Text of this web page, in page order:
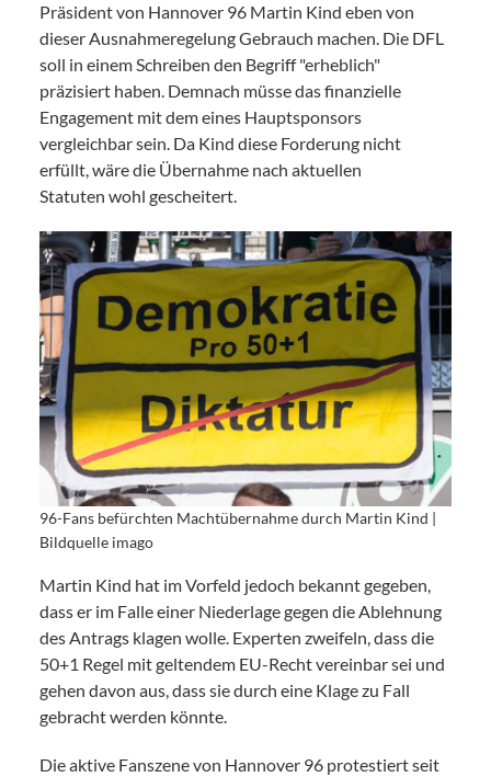
Präsident von Hannover 96 Martin Kind eben von
dieser Ausnahmeregelung Gebrauch machen. Die DFL
soll in einem Schreiben den Begriff "erheblich"
präzisiert haben. Demnach müsse das finanzielle
Engagement mit dem eines Hauptsponsors
vergleichbar sein. Da Kind diese Forderung nicht
erfüllt, wäre die Übernahme nach aktuellen
Statuten wohl gescheitert.
96-Fans befürchten Machtübernahme durch Martin Kind |
Bildquelle imago
Martin Kind hat im Vorfeld jedoch bekannt gegeben,
dass er im Falle einer Niederlage gegen die Ablehnung
des Antrags klagen wolle. Experten zweifeln, dass die
50+1 Regel mit geltendem EU-Recht vereinbar sei und
gehen davon aus, dass sie durch eine Klage zu Fall
gebracht werden könnte.
Die aktive Fanszene von Hannover 96 protestiert seit